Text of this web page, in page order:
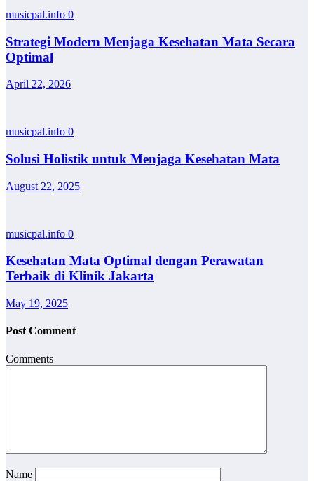
musicpal.info 0
Strategi Modern Menjaga Kesehatan Mata Secara
Optimal
April 22, 2026
musicpal.info 0
Solusi Holistik untuk Menjaga Kesehatan Mata
August 22, 2025
musicpal.info 0
Kesehatan Mata Optimal dengan Perawatan
Terbaik di Klinik Jakarta
May 19, 2025
Post Comment
Comments
Name